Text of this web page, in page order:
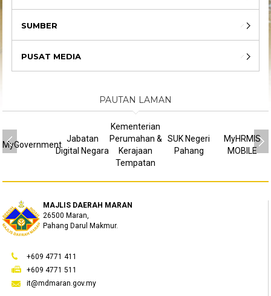
SUMBER
PUSAT MEDIA
PAUTAN LAMAN
MyGovernment
Jabatan
Digital Negara
Kementerian
Perumahan &
Kerajaan
Tempatan
SUK Negeri
Pahang
MyHRMIS
MOBILE
MAJLIS DAERAH MARAN
26500 Maran,
Pahang Darul Makmur.
+609 4771 411
+609 4771 511
it@mdmaran.gov.my